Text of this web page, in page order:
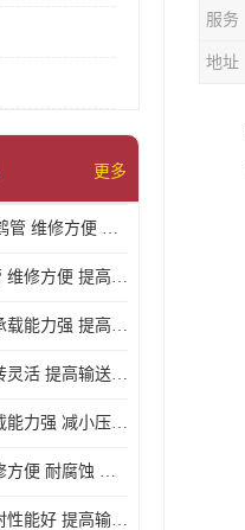
更多
DN80不锈钢鹤管 维修方便 提高输送效率
硫酸装车鹤管 维修方便 提高输送效率
天然气鹤管 承载能力强 提高输送效率
伴热鹤管 旋转灵活 提高输送效率
万向鹤管 承载能力强 减小压力损失
油气鹤管 维修方便 耐腐蚀 耐高温
乙烯鹤管 密封性能好 提高输送效率
服务
地址